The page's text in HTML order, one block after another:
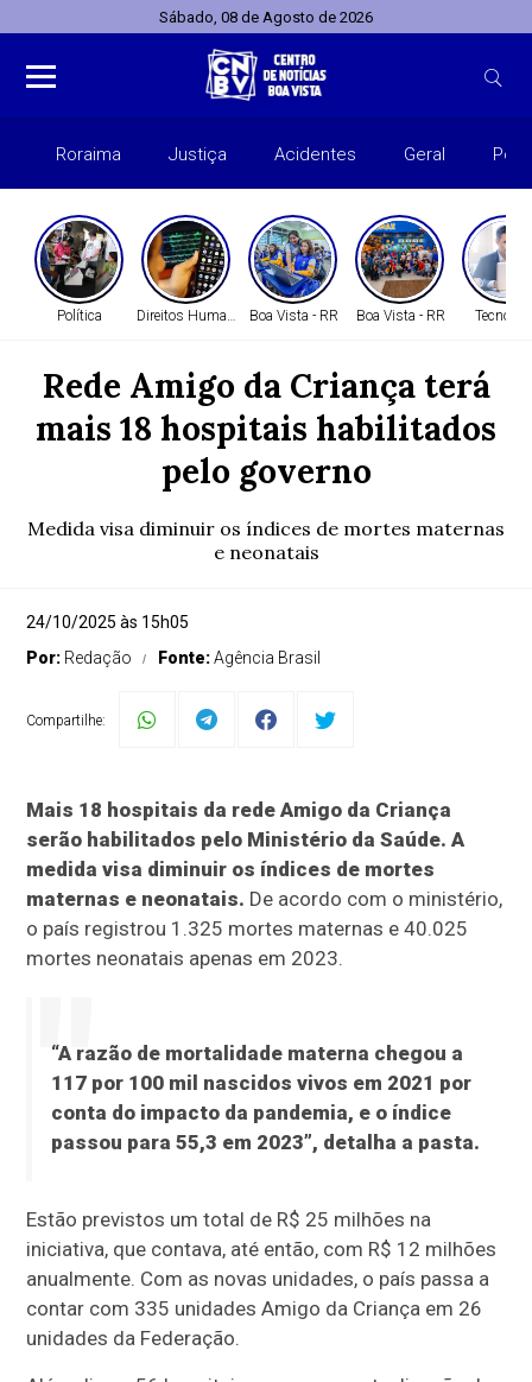
Sábado, 08 de Agosto de 2026
Roraima Justiça Acidentes Geral
Política Direitos HumanosBoa Vista - RR Boa Vista - RR
Rede Amigo da Criança terá
mais 18 hospitais habilitados
pelo governo
Medida visa diminuir os índices de mortes maternas
e neonatais
24/10/2025 às 15h05
Por: Redação Fonte:Agência Brasil
Compartilhe:
Mais 18 hospitais da rede Amigo da Criança
serão habilitados pelo Ministério da Saúde. A
medida visa diminuir os índices de mortes
maternas e neonatais. De acordo com o ministério,
o país registrou 1.325 mortes maternas e 40.025
mortes neonatais apenas em 2023.
“A razão de mortalidade materna chegou a
117 por 100 mil nascidos vivos em 2021 por
conta do impacto da pandemia, e o índice
passou para 55,3 em 2023”, detalha a pasta.
Estão previstos um total de R$ 25 milhões na
iniciativa, que contava, até então, com R$ 12 milhões
anualmente. Com as novas unidades, o país passa a
contar com 335 unidades Amigo da Criança em 26
unidades da Federação.